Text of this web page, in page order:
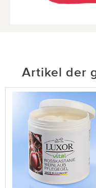
Artikel der